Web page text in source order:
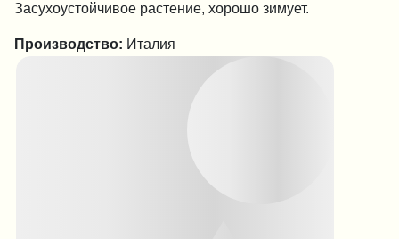
Засухоустойчивое растение, хорошо зимует.
Производство: Италия